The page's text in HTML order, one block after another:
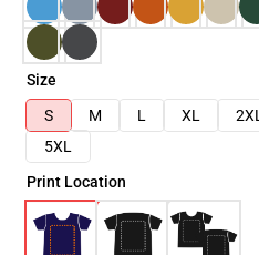
Size
S
M L XL 2XL
5XL
Print Location